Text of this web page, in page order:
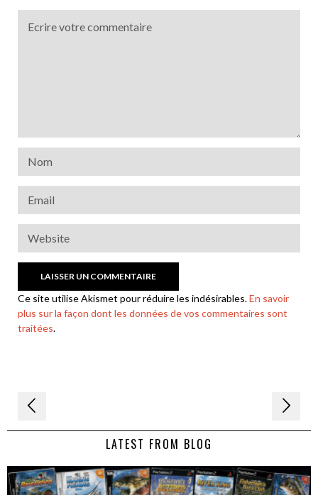
Ce site utilise Akismet pour réduire les indésirables.En savoir
plus sur la façon dont les données de vos commentaires sont
traitées.
Navigation
de LATEST FROM BLOG